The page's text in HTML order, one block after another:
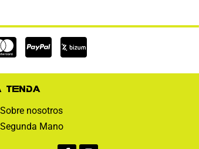
Cc-
mastercard
Cc-
paypal
tienda
Sobre nosotros
Segunda Mano